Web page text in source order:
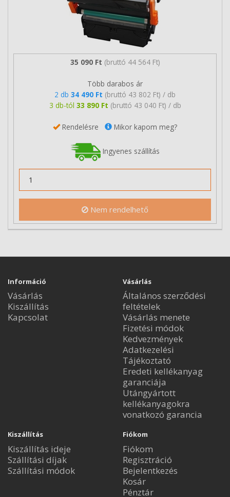
35 090 Ft (bruttó 44 564 Ft)
Több darabos ár
2 db 34 490 Ft (bruttó 43 802 Ft) / db
3 db-tól 33 890 Ft (bruttó 43 040 Ft) / db
Rendelésre Mikor kapom meg?
Ingyenes szállítás
Nem rendelhető
Információ
Vásárlás
Kiszállítás
Kapcsolat
Vásárlás
Általános szerződési
feltételek
Vásárlás menete
Fizetési módok
Kedvezmények
Adatkezelési
Tájékoztató
Eredeti kellékanyag
garanciája
Utángyártott
kellékanyagokra
vonatkozó garancia
Kiszállítás
Kiszállítás ideje
Szállítási díjak
Szállítási módok
Fiókom
Fiókom
Regisztráció
Bejelentkezés
Kosár
Pénztár